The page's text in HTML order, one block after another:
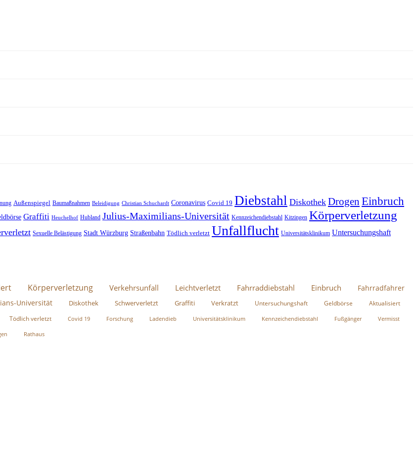
Außenspiegel Baumaßnahmen Beleidigung Christian Schuchardt Coronavirus Covid 19 Diebstahl Diskothek Drogen Einbruch
Graffiti Heuchelhof Hubland Julius-Maximilians-Universität Kennzeichendiebstahl Kitzingen Körperverletzung
Sexuelle Belästigung Stadt Würzburg Straßenbahn Tödlich verletzt Unfallflucht Universitätsklinikum Untersuchungshaft
Körperverletzung Verkehrsunfall Leichtverletzt Fahrraddiebstahl Einbruch
Fahrradfahrer
Universität Diskothek Schwerverletzt Graffiti Verkratzt Untersuchungshaft Geldbörse
Aktualisiert
Tödlich verletzt Covid 19 Forschung Ladendieb Universitätsklinikum Kennzeichendiebstahl Fußgänger Vermisst
Rathaus